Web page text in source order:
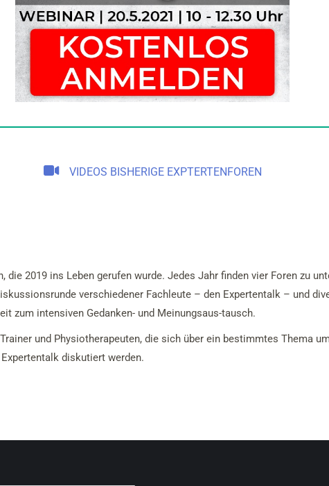
VIDEOS BISHERIGE EXPTERTENFOREN
die 2019 ins Leben gerufen wurde. Jedes Jahr finden vier Foren zu
verschiedener Fachleute – den Expertentalk – und
zum intensiven Gedanken- und Meinungsaus-tausch.
und Physiotherapeuten, die sich über ein bestimmtes Thema
diskutiert werden.